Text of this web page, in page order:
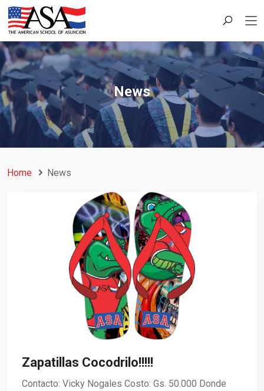
News
Home News
Zapatillas Cocodrilo!!!!!
Contacto: Vicky Nogales Costo: Gs. 50.000 Donde